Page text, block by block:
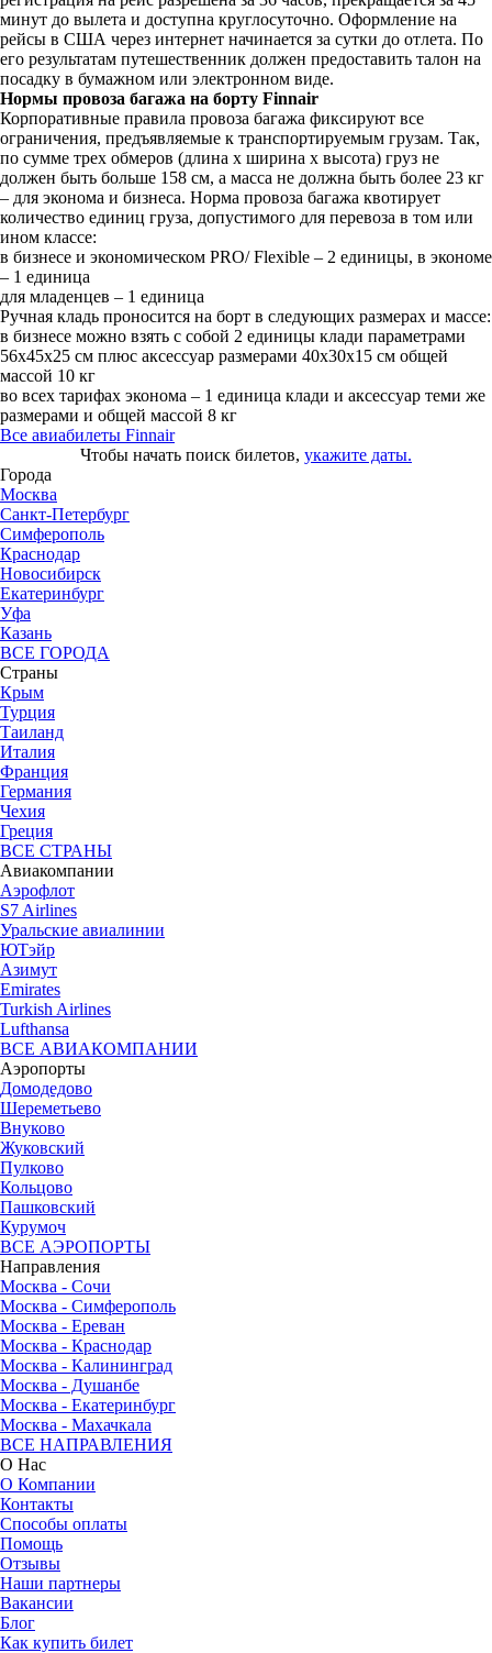
минут до вылета и доступна круглосуточно. Оформление на
рейсы в США через интернет начинается за сутки до отлета. По
его результатам путешественник должен предоставить талон на
посадку в бумажном или электронном виде.
Нормы провоза багажа на борту Finnair
Корпоративные правила провоза багажа фиксируют все
ограничения, предъявляемые к транспортируемым грузам. Так,
по сумме трех обмеров (длина х ширина х высота) груз не
должен быть больше 158 см, а масса не должна быть более 23 кг
– для эконома и бизнеса. Норма провоза багажа квотирует
количество единиц груза, допустимого для перевоза в том или
ином классе:
в бизнесе и экономическом PRO/ Flexible – 2 единицы, в экономе
– 1 единица
для младенцев – 1 единица
Ручная кладь проносится на борт в следующих размерах и массе:
в бизнесе можно взять с собой 2 единицы клади параметрами
56х45х25 см плюс аксессуар размерами 40х30х15 см общей
массой 10 кг
во всех тарифах эконома – 1 единица клади и аксессуар теми же
размерами и общей массой 8 кг
Все авиабилеты Finnair
Чтобы начать поиск билетов, укажите даты.
Города
Москва
Санкт-Петербург
Симферополь
Краснодар
Новосибирск
Екатеринбург
Уфа
Казань
ВСЕ ГОРОДА
Страны
Крым
Турция
Таиланд
Италия
Франция
Германия
Чехия
Греция
ВСЕ СТРАНЫ
Авиакомпании
Аэрофлот
S7 Airlines
Уральские авиалинии
ЮТэйр
Азимут
Emirates
Turkish Airlines
Lufthansa
ВСЕ АВИАКОМПАНИИ
Аэропорты
Домодедово
Шереметьево
Внуково
Жуковский
Пулково
Кольцово
Пашковский
Курумоч
ВСЕ АЭРОПОРТЫ
Направления
Москва - Сочи
Москва - Симферополь
Москва - Ереван
Москва - Краснодар
Москва - Калининград
Москва - Душанбе
Москва - Екатеринбург
Москва - Махачкала
ВСЕ НАПРАВЛЕНИЯ
О Нас
О Компании
Контакты
Способы оплаты
Помощь
Отзывы
Наши партнеры
Вакансии
Блог
Как купить билет